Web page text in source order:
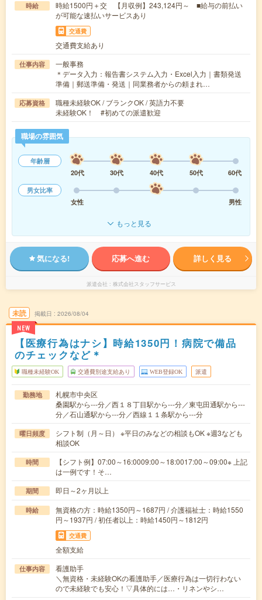
時給
時給1500円＋交 【月収例】243,124円～ ■給与の前払い
が可能な速払いサービスあり
交通費
交通費支給あり
仕事内容
一般事務
＊データ入力：報告書システム入力・Excel入力｜書類発送
準備｜郵送準備・発送｜同業務者からの頼まれ…
応募資格
職種未経験OK / ブランクOK / 英語力不要
未経験OK！ #初めての派遣歓迎
職場の雰囲気
年齢層
20代
30代 40代 50代
60代
男女比率
女性
男性
もっと見る
気になる! 応募へ進む 詳しく見る
派遣会社 株式会社スタッフサービス
未読
NEW
掲載日 2026/08/04
【医療行為はナシ】時給1350円！病院で備品
のチェックなど＊
職種未経験OK 交通費別途支給あり WEB登録OK 派遣
勤務地
札幌市中央区
桑園駅から---分／西１８丁目駅から---分／東屯田通駅から---
分／石山通駅から---分／西線１１条駅から---分
曜日頻度
シフト制（月～日） ※平日のみなどの相談もOK ※週3なども
相談OK
時間
【シフト例】07:00～16:0009:00～18:0017:00～09:00※ 上記
は一例です！そ…
期間 即日～2ヶ月以上
時給
無資格の方：時給1350円～1687円 / 介護福祉士：時給1550
円～1937円 / 初任者以上：時給1450円～1812円
交通費
全額支給
仕事内容
看護助手
＼無資格・未経験OKの看護助手／医療行為は一切行わない
ので未経験でも安心！▽具体的には…・リネンやシ…